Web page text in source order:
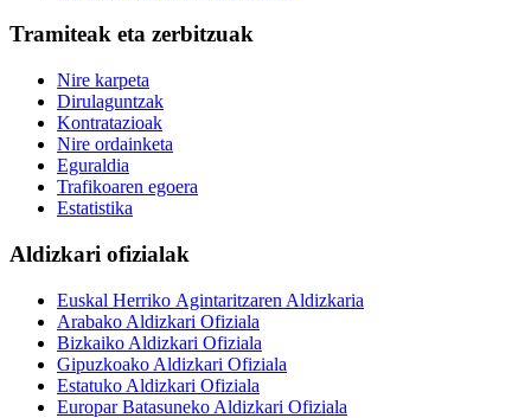
Tramiteak eta zerbitzuak
Nire karpeta
Dirulaguntzak
Kontratazioak
Nire ordainketa
Eguraldia
Trafikoaren egoera
Estatistika
Aldizkari ofizialak
Euskal Herriko Agintaritzaren Aldizkaria
Arabako Aldizkari Ofiziala
Bizkaiko Aldizkari Ofiziala
Gipuzkoako Aldizkari Ofiziala
Estatuko Aldizkari Ofiziala
Europar Batasuneko Aldizkari Ofiziala